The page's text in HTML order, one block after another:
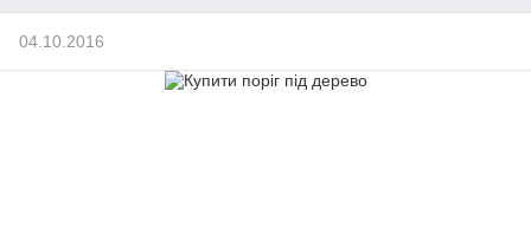
04.10.2016